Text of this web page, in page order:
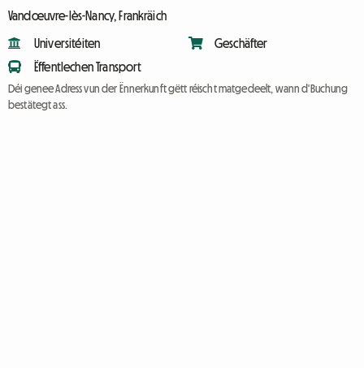
Vandœuvre-lès-Nancy, Frankräich
Universitéiten
Ëffentlechen Transport
Geschäfter
Déi genee Adress vun der Ënnerkunft gëtt réischt matgedeelt, wann d'Buchung
bestätegt ass.